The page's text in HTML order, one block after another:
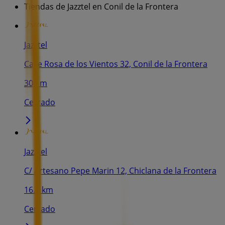
Tiendas de Jazztel en Conil de la Frontera
Jazztel
Calle Rosa de los Vientos 32, Conil de la Frontera
304 m
Cerrado
Jazztel
C/ Artesano Pepe Marin 12, Chiclana de la Frontera
16.9 km
Cerrado